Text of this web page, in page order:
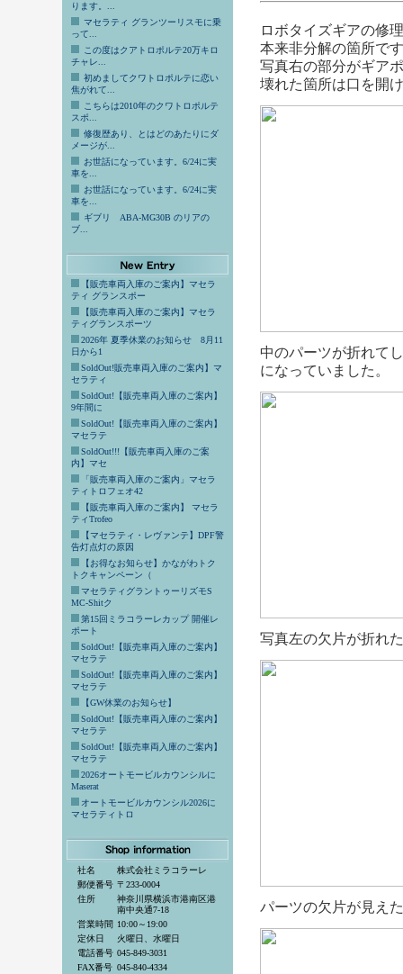
ります。...
マセラティ グランツーリスモに乗
って...
この度はクアトロポルテ20万キロ
チャレ...
初めましてクワトロポルテに恋い
焦がれて...
こちらは2010年のクワトロポルテ
スポ...
修復歴あり、とはどのあたりにダ
メージが...
お世話になっています。6/24に実
車を...
お世話になっています。6/24に実
車を...
ギブリ ABA-MG30B のリアの
ブ...
【販売車両入庫のご案内】マセラ
ティ グランスポー
【販売車両入庫のご案内】マセラ
ティグランスポーツ
2026年 夏季休業のお知らせ 8月11
日から1
SoldOut!販売車両入庫のご案内】マ
セラティ
SoldOut!【販売車両入庫のご案内】
9年間に
SoldOut!【販売車両入庫のご案内】
マセラテ
SoldOut!!!【販売車両入庫のご案
内】マセ
「販売車両入庫のご案内」マセラ
ティトロフェオ42
【販売車両入庫のご案内】 マセラ
ティTrofeo
【マセラティ・レヴァンテ】DPF警
告灯点灯の原因
【お得なお知らせ】かながわトク
トクキャンペーン（
マセラティグラントゥーリズモS
MC-Shitク
第15回ミラコラーレカップ 開催レ
ポート
SoldOut!【販売車両入庫のご案内】
マセラテ
SoldOut!【販売車両入庫のご案内】
マセラテ
【GW休業のお知らせ】
SoldOut!【販売車両入庫のご案内】
マセラテ
SoldOut!【販売車両入庫のご案内】
マセラテ
2026オートモービルカウンシルに
Maserat
オートモービルカウンシル2026に
マセラティトロ
社名
株式会社ミラコラーレ
郵便番号 〒233-0004
住所
神奈川県横浜市港南区港
南中央通7-18
営業時間 10:00～19:00
定休日
火曜日、水曜日
電話番号 045-849-3031
FAX番号 045-840-4334
ロボタイズギアの修
本来非分解の箇所で
写真右の部分がギア
壊れた箇所は口を開
中のパーツが折れて
になっていました。
写真左の欠片が折れ
パーツの欠片が見え